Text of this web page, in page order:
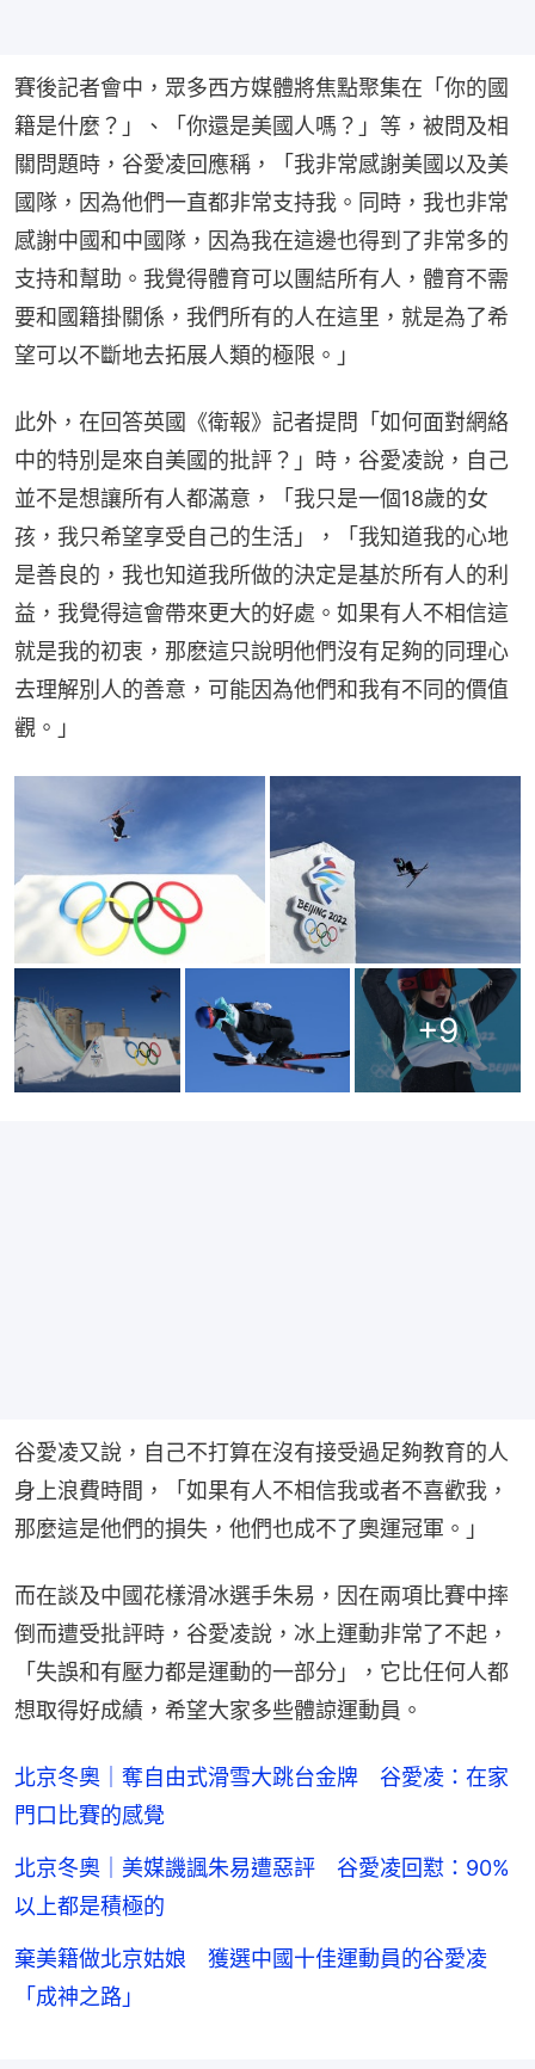
賽後記者會中，眾多西方媒體將焦點聚集在「你的國
籍是什麼？」、「你還是美國人嗎？」等，被問及相
關問題時，谷愛凌回應稱，「我非常感謝美國以及美
國隊，因為他們一直都非常支持我。同時，我也非常
感謝中國和中國隊，因為我在這邊也得到了非常多的
支持和幫助。我覺得體育可以團結所有人，體育不需
要和國籍掛關係，我們所有的人在這里，就是為了希
望可以不斷地去拓展人類的極限。」
此外，在回答英國《衛報》記者提問「如何面對網絡
中的特別是來自美國的批評？」時，谷愛凌說，自己
並不是想讓所有人都滿意，「我只是一個18歲的女
孩，我只希望享受自己的生活」，「我知道我的心地
是善良的，我也知道我所做的決定是基於所有人的利
益，我覺得這會帶來更大的好處。如果有人不相信這
就是我的初衷，那麽這只說明他們沒有足夠的同理心
去理解別人的善意，可能因為他們和我有不同的價值
觀。」
+9
谷愛凌又說，自己不打算在沒有接受過足夠教育的人
身上浪費時間，「如果有人不相信我或者不喜歡我，
那麼這是他們的損失，他們也成不了奧運冠軍。」
而在談及中國花樣滑冰選手朱易，因在兩項比賽中摔
倒而遭受批評時，谷愛凌說，冰上運動非常了不起，
「失誤和有壓力都是運動的一部分」，它比任何人都
想取得好成績，希望大家多些體諒運動員。
北京冬奧｜奪自由式滑雪大跳台金牌 谷愛凌：在家
門口比賽的感覺
北京冬奧｜美媒譏諷朱易遭惡評 谷愛凌回懟：90%
以上都是積極的
棄美籍做北京姑娘 獲選中國十佳運動員的谷愛凌
「成神之路」